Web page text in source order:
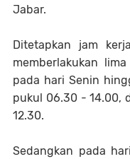
Jabar.
Ditetapkan jam
memberlakukan
pada hari Senin
pukul 06.30 - 14.00,
12.30.
Sedangkan pada